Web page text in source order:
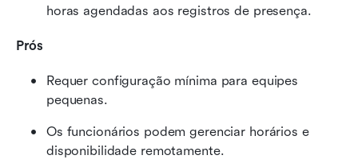
horas agendadas aos registros de presença.
Prós
Requer configuração mínima para equipes
pequenas.
Os funcionários podem gerenciar horários e
disponibilidade remotamente.